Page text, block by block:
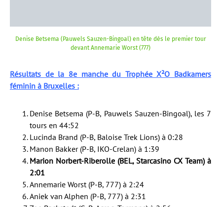
Denise Betsema (Pauwels Sauzen-Bingoal) en tête dès le premier tour
devant Annemarie Worst (777)
Résultats de la 8e manche du Trophée X²O Badkamers
féminin à Bruxelles :
Denise Betsema (P-B, Pauwels Sauzen-Bingoal), les 7
tours en 44:52
Lucinda Brand (P-B, Baloise Trek Lions) à 0:28
Manon Bakker (P-B, IKO-Crelan) à 1:39
Marion Norbert-Riberolle (BEL, Starcasino CX Team) à
2:01
Annemarie Worst (P-B, 777) à 2:24
Aniek van Alphen (P-B, 777) à 2:31